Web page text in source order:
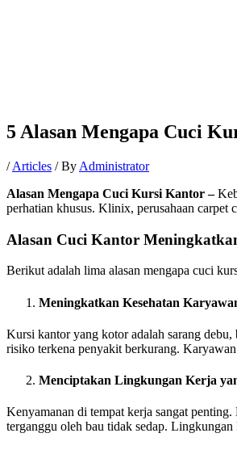
5 Alasan Mengapa Cuci
/Articles / By Administrator
Alasan Mengapa Cuci Kursi Kantor –
perhatian khusus. Klinix, perusahaan carpet
Alasan Cuci Kantor
Berikut adalah lima alasan mengapa cuci
Meningkatkan Kesehatan
Kursi kantor yang kotor adalah sarang debu,
risiko terkena penyakit berkurang.
Menciptakan Lingkungan Kerja
Kenyamanan di tempat kerja sangat
terganggu oleh bau tidak sedap.